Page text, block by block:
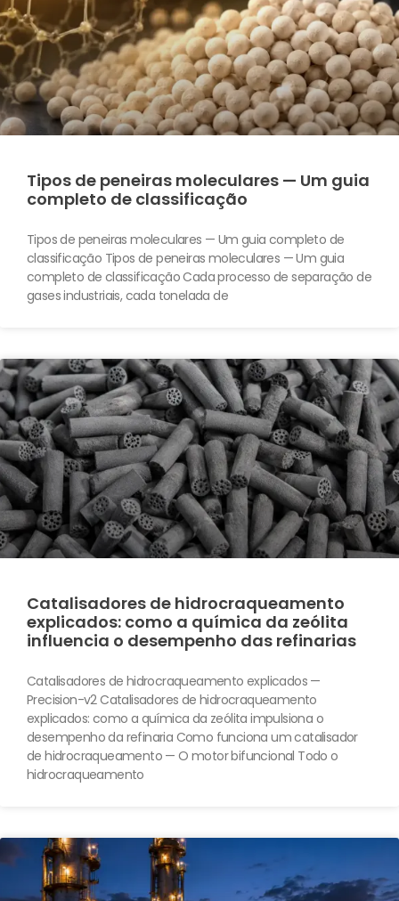
Tipos de peneiras moleculares — Um guia
completo de classificação
Tipos de peneiras moleculares — Um guia completo de
classificação Tipos de peneiras moleculares — Um guia
completo de classificação Cada processo de separação de
gases industriais, cada tonelada de
Catalisadores de hidrocraqueamento
explicados: como a química da zeólita
influencia o desempenho das refinarias
Catalisadores de hidrocraqueamento explicados —
Precision-v2 Catalisadores de hidrocraqueamento
explicados: como a química da zeólita impulsiona o
desempenho da refinaria Como funciona um catalisador
de hidrocraqueamento — O motor bifuncional Todo o
hidrocraqueamento